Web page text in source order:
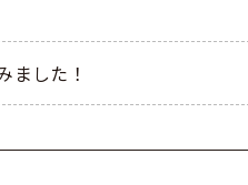
ました！